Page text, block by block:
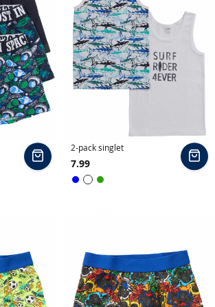
In
winkelmand
2-pack singlet
7.99
In
Blauw
WitGroen